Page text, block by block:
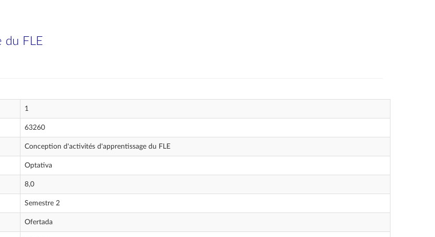
du FLE
1
63260
Conception d'activités d'apprentissage du FLE
Optativa
8,0
Semestre 2
Ofertada